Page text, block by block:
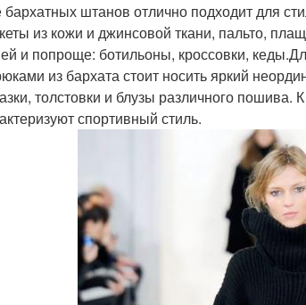
штанов отлично подходит для
из кожи и джинсовой ткани, пальто,
и попроще: ботильоны, кроссовки,
из бархата стоит носить яркий
толстовки и блузы различного
спортивный стиль.